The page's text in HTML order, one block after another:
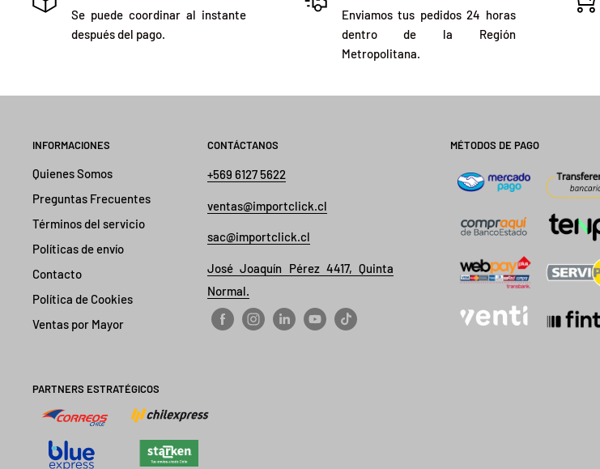
Se puede coordinar al instante
después del pago.
Enviamos tus pedidos 24 horas
dentro de la Región
Metropolitana.
INFORMACIONES
Quienes Somos
Preguntas Frecuentes
Términos del servicio
Políticas de envío
Contacto
Política de Cookies
Ventas por Mayor
CONTÁCTANOS
+569 6127 5622
ventas@importclick.cl
sac@importclick.cl
José Joaquín Pérez 4417, Quinta
Normal.
MÉTODOS DE PAGO
PARTNERS ESTRATÉGICOS